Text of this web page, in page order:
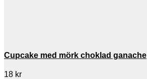
Cupcake med mörk choklad ganache
18 kr